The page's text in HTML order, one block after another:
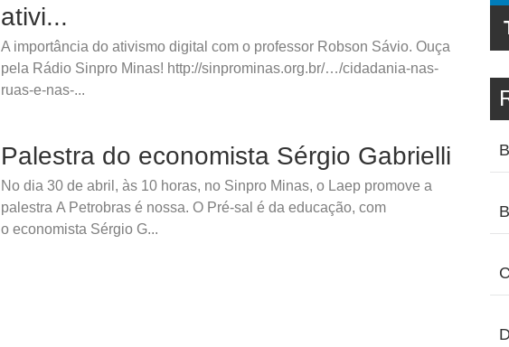
ativi...
A importância do ativismo digital com o professor Robson Sávio. Ouça
pela Rádio Sinpro Minas! http://sinprominas.org.br/…/cidadania-nas-
ruas-e-nas-...
Palestra do economista Sérgio Gabrielli
No dia 30 de abril, às 10 horas, no Sinpro Minas, o Laep promove a
palestra A Petrobras é nossa. O Pré-sal é da educação, com
o economista Sérgio G...